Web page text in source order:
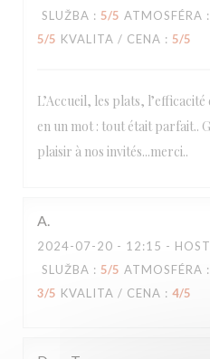
SLUŽBA : 5/5 ATMOSFÉRA :
5/5 KVALITA / CENA : 5/5
L’Accueil, les plats,
en un mot : tout était parfait..
plaisir à nos invités...merci..
A
2024-07-20 - 12:15 -
SLUŽBA : 5/5 ATMOSFÉRA :
3/5 KVALITA / CENA : 4/5